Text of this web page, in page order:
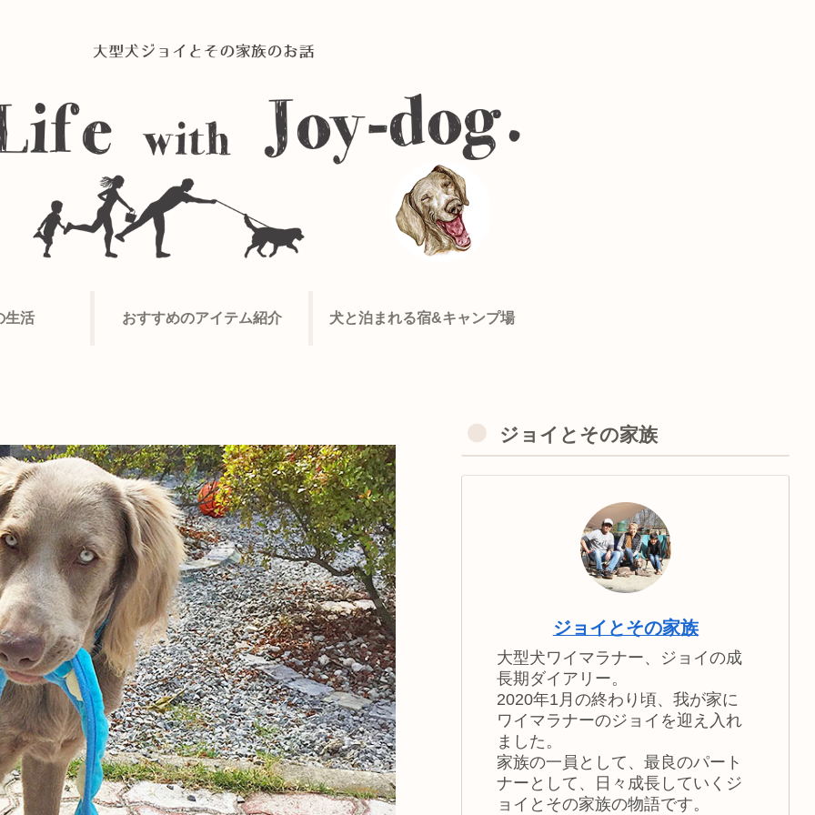
生活 おすすめのアイテム紹介 犬と泊まれる宿&キャンプ場
ジョイとその家族
ジョイとその家族
大型犬ワイマラナー、ジョイの成
長期ダイアリー。
2020年1月の終わり頃、我が家に
ワイマラナーのジョイを迎え入れ
ました。
家族の一員として、最良のパート
ナーとして、日々成長していくジ
ョイとその家族の物語です。